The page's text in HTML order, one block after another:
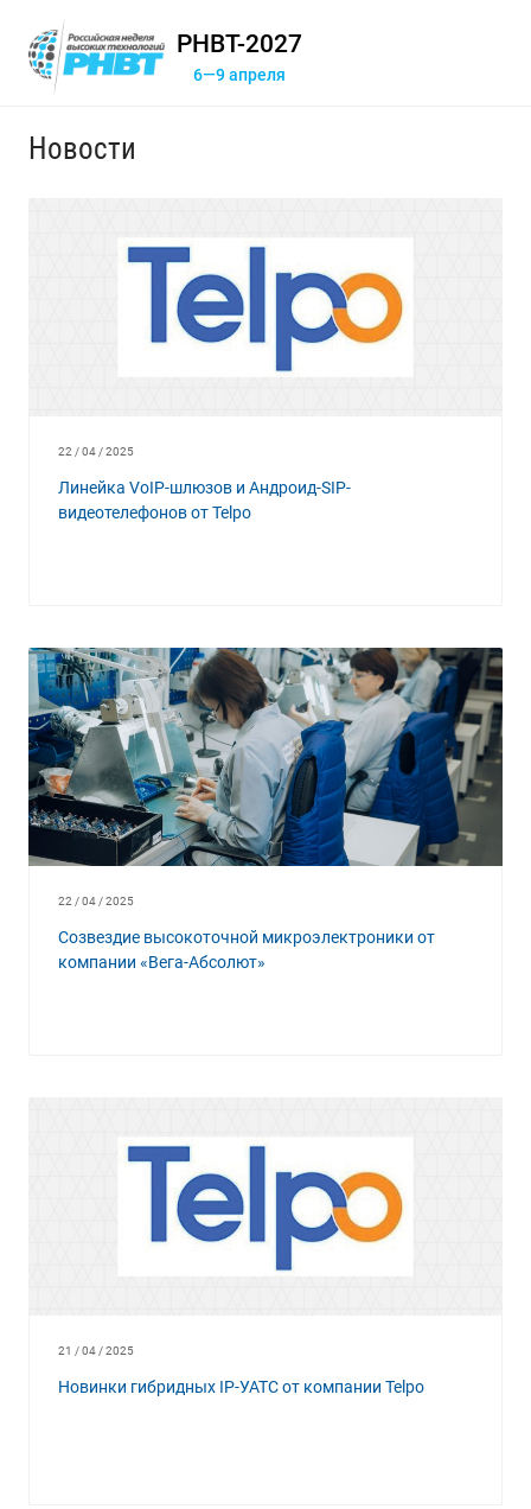
РНВТ-2027
6—9 апреля
Новости
22 / 04 / 2025
Линейка VoIP-шлюзов и Андроид-SIP-
видеотелефонов от Telpo
22 / 04 / 2025
Созвездие высокоточной микроэлектроники от
компании «Вега-Абсолют»
21 / 04 / 2025
Новинки гибридных IP-УАТС от компании Telpo